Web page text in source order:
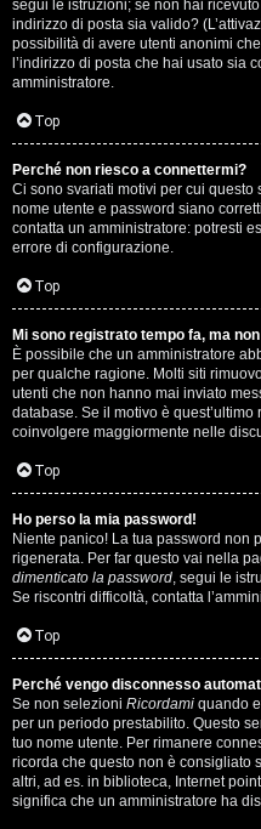
i
s
p
o
s
t
a
A
r
g
o
m
e
n
t
i
a
t
segui le istruzioni; se non hai
indirizzo di posta sia valido?
possibilità di avere utenti anonimi
l’indirizzo di posta che hai usato sia
amministratore.
Top
Perché non riesco a connettermi?
Ci sono svariati motivi per cui questo
nome utente e password siano
contatta un amministratore: potresti
errore di configurazione.
Top
Mi sono registrato tempo fa, ma
È possibile che un amministratore
per qualche ragione. Molti siti
utenti che non hanno mai inviato
database. Se il motivo è
coinvolgere maggiormente nelle
Top
Ho perso la mia password!
Niente panico! La tua password non
rigenerata. Per far questo vai nella
dimenticato la password, segui le
Se riscontri difficoltà, contatta
Top
Perché vengo disconnesso
Se non selezioni Ricordami quando
per un periodo prestabilito. Questo
tuo nome utente. Per rimanere
ricorda che questo non è consigliato
altri, ad es. in biblioteca, Internet
significa che un amministratore ha
'
A
g
o
s
t
i
n
o
i
n
T
o
u
r
M
u
s
i